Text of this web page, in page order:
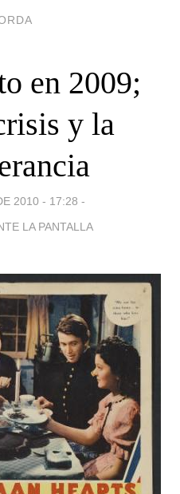
en 2009;
y la
2010 - 17:28 -
LA PANTALLA